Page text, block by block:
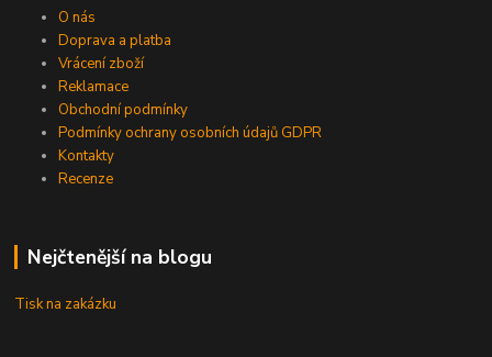
O nás
Doprava a platba
Vrácení zboží
Reklamace
Obchodní podmínky
Podmínky ochrany osobních údajů GDPR
Kontakty
Recenze
Nejčtenější na blogu
Tisk na zakázku